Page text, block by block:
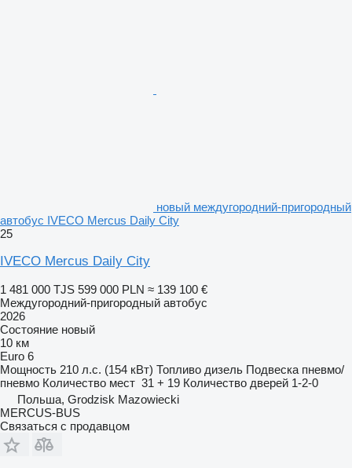
новый междугородний-пригородный
автобус IVECO Mercus Daily City
25
IVECO Mercus Daily City
1 481 000 TJS 599 000 PLN ≈ 139 100 €
Междугородний-пригородный автобус
2026
Состояние новый
10 км
Euro 6
Мощность 210 л.с. (154 кВт) Топливо дизель Подвеска пневмо/
пневмо Количество мест 31 + 19 Количество дверей 1-2-0
Польша, Grodzisk Mazowiecki
MERCUS-BUS
Связаться с продавцом